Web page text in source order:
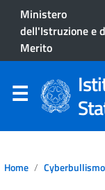
Ministero
dell'Istruzione e
Merito
Home Cyberbullismo